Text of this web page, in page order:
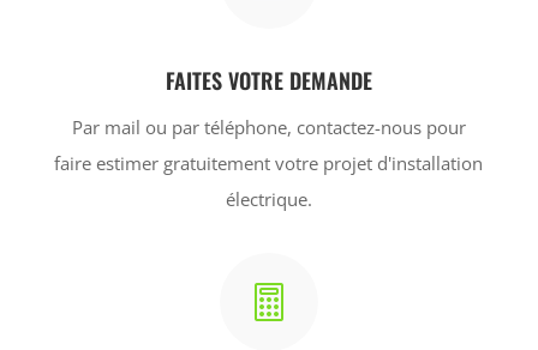
FAITES VOTRE DEMANDE
Par mail ou par téléphone, contactez-nous pour
faire estimer gratuitement votre projet d'installation
électrique.
